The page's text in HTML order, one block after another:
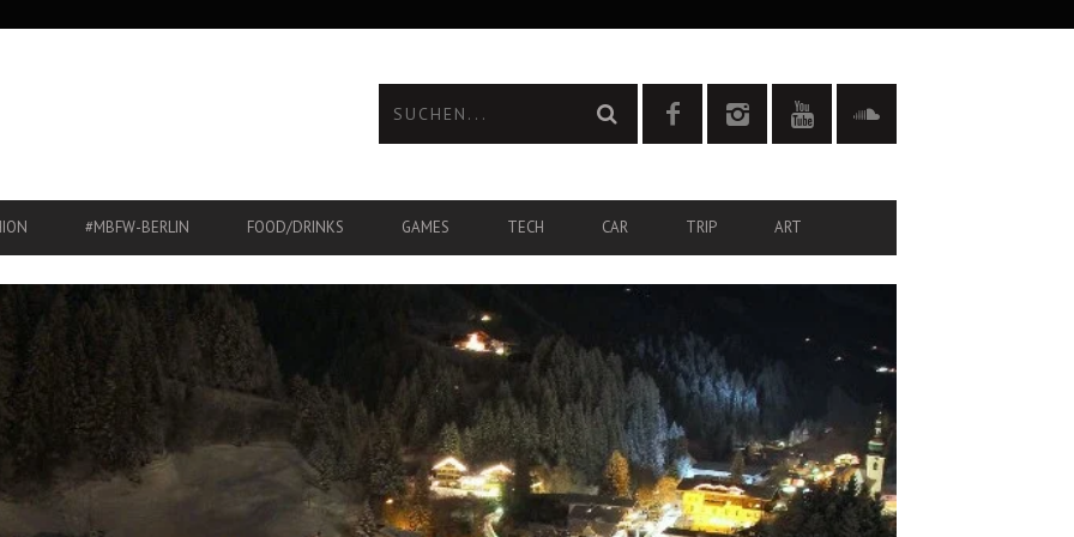
#MBFW-BERLIN FOOD/DRINKS GAMES TECH CAR TRIP ART